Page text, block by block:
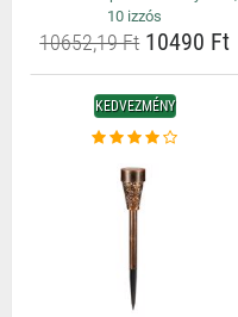
10 izzós
10652,19 Ft10490 Ft
KEDVEZMÉNY